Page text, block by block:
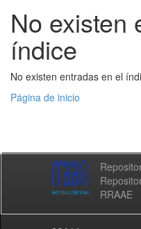
No existen
índice
No existen entradas en el
Página de inicio
RRAAE